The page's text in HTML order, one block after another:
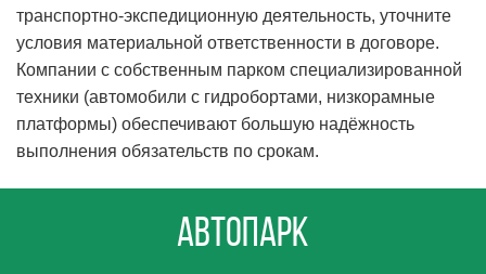
транспортно-экспедиционную деятельность, уточните
условия материальной ответственности в договоре.
Компании с собственным парком специализированной
техники (автомобили с гидробортами, низкорамные
платформы) обеспечивают большую надёжность
выполнения обязательств по срокам.
Автопарк